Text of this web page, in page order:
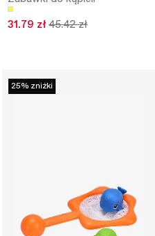
31.79 zł 45.42 zł
25% zniżki